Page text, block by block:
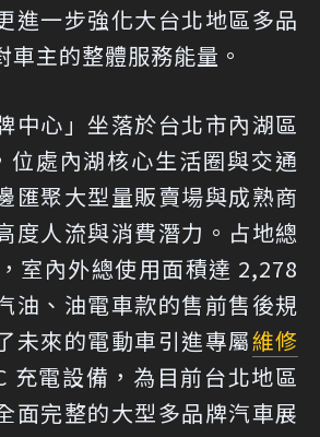
進一步強化大台北地區多品
車主的整體服務能量。
中心」坐落於台北市內湖區
位處內湖核心生活圈與交通
匯聚大型量販賣場與成熟商
度人流與消費潛力。占地總
室內外總使用面積達 2,278
油、油電車款的售前售後規
未來的電動車引進專屬維修
充電設備，為目前台北地區
面完整的大型多品牌汽車展